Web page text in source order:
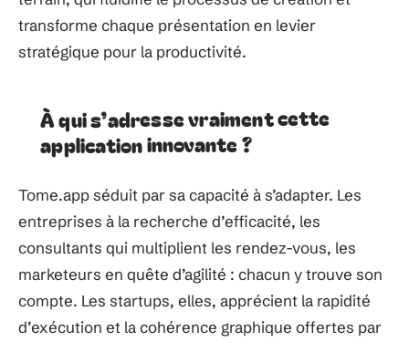
transforme chaque présentation en levier
stratégique pour la productivité.
À qui s’adresse vraiment cette
application innovante ?
Tome.app séduit par sa capacité à s’adapter. Les
entreprises à la recherche d’efficacité, les
consultants qui multiplient les rendez-vous, les
marketeurs en quête d’agilité : chacun y trouve son
compte. Les startups, elles, apprécient la rapidité
d’exécution et la cohérence graphique offertes par